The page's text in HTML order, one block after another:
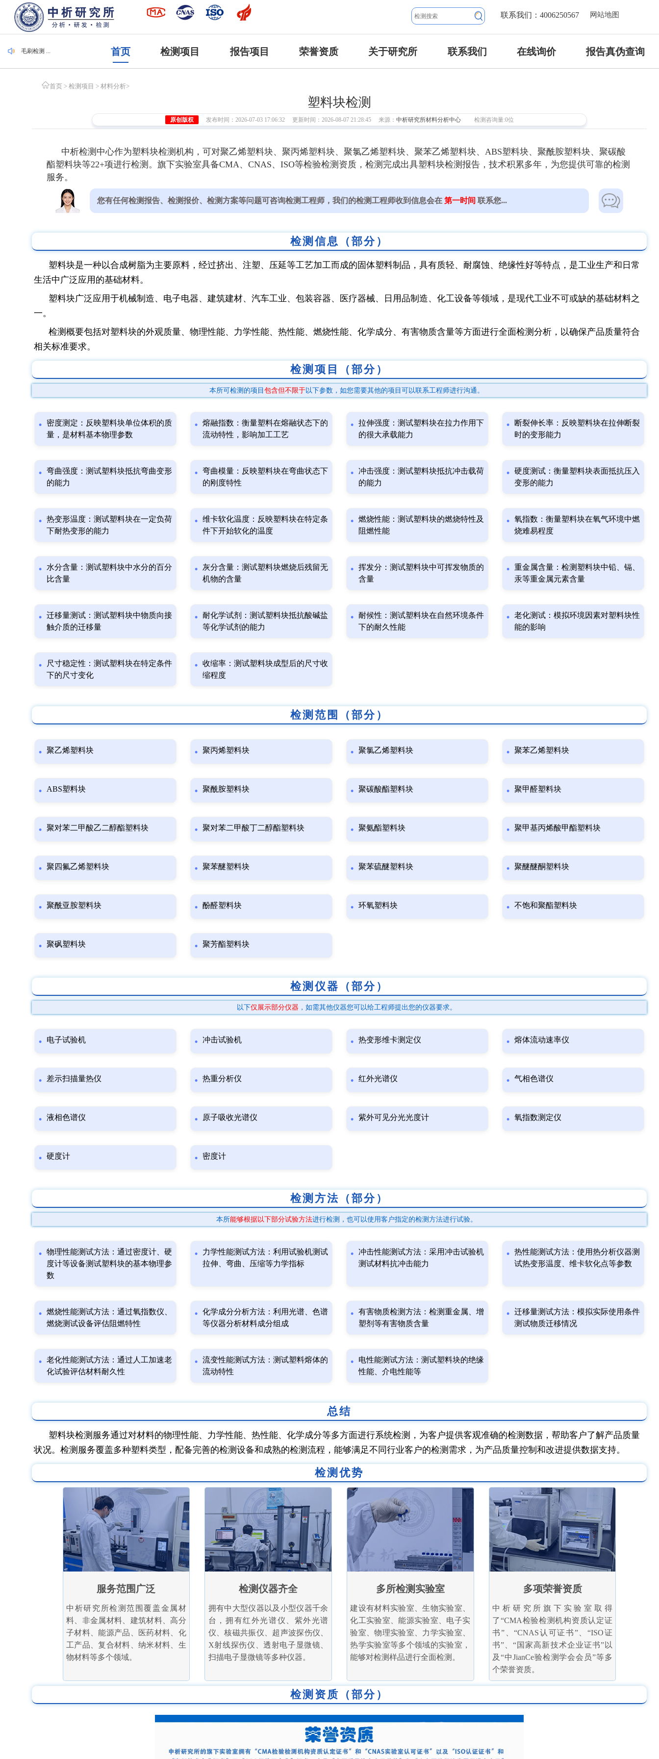
网站地图
联系我们：4006250567
毛刷检测 ...
集装袋检测 ...
潜水服检测 ...
毛刷检测 ...
首页 检测项目 报告项目 荣誉资质 关于研究所 联系我们 在线询价 报告真伪查询
首页 > 检测项目 > 材料分析>
塑料块检测
原创版权 发布时间：2026-07-03 17:06:32 更新时间：2026-08-07 21:28:45 来源： 中析研究所材料分析中心 检测咨询量:0位
中析检测中心作为塑料块检测机构，可对聚乙烯塑料块、聚丙烯塑料块、聚氯乙烯塑料块、聚苯乙烯塑料块、ABS塑料块、聚酰胺塑料块、聚碳酸
酯塑料块等22+项进行检测。旗下实验室具备CMA、CNAS、ISO等检验检测资质，检测完成出具塑料块检测报告，技术积累多年，为您提供可靠的检测
服务。
您有任何检测报告、检测报价、检测方案等问题可咨询检测工程师，我们的检测工程师收到信息会在第一时间 联系您...
检测信息（部分）
塑料块是一种以合成树脂为主要原料，经过挤出、注塑、压延等工艺加工而成的固体塑料制品，具有质轻、耐腐蚀、绝缘性好等特点，是工业生产和日常
生活中广泛应用的基础材料。
塑料块广泛应用于机械制造、电子电器、建筑建材、汽车工业、包装容器、医疗器械、日用品制造、化工设备等领域，是现代工业不可或缺的基础材料之
一。
检测概要包括对塑料块的外观质量、物理性能、力学性能、热性能、燃烧性能、化学成分、有害物质含量等方面进行全面检测分析，以确保产品质量符合
相关标准要求。
检测项目（部分）
本所可检测的项目 包含但不限于以下参数，如您需要其他的项目可以联系工程师进行沟通。
密度测定：反映塑料块单位体积的质
量，是材料基本物理参数
熔融指数：衡量塑料在熔融状态下的
流动特性，影响加工工艺
拉伸强度：测试塑料块在拉力作用下
的很大承载能力
断裂伸长率：反映塑料块在拉伸断裂
时的变形能力
弯曲强度：测试塑料块抵抗弯曲变形
的能力
弯曲模量：反映塑料块在弯曲状态下
的刚度特性
冲击强度：测试塑料块抵抗冲击载荷
的能力
硬度测试：衡量塑料块表面抵抗压入
变形的能力
热变形温度：测试塑料块在一定负荷
下耐热变形的能力
维卡软化温度：反映塑料块在特定条
件下开始软化的温度
燃烧性能：测试塑料块的燃烧特性及
阻燃性能
氧指数：衡量塑料块在氧气环境中燃
烧难易程度
水分含量：测试塑料块中水分的百分
比含量
灰分含量：测试塑料块燃烧后残留无
机物的含量
挥发分：测试塑料块中可挥发物质的
含量
重金属含量：检测塑料块中铅、镉、
汞等重金属元素含量
迁移量测试：测试塑料块中物质向接
触介质的迁移量
耐化学试剂：测试塑料块抵抗酸碱盐
等化学试剂的能力
耐候性：测试塑料块在自然环境条件
下的耐久性能
老化测试：模拟环境因素对塑料块性
能的影响
尺寸稳定性：测试塑料块在特定条件
下的尺寸变化
收缩率：测试塑料块成型后的尺寸收
缩程度
检测范围（部分）
聚乙烯塑料块 聚丙烯塑料块 聚氯乙烯塑料块 聚苯乙烯塑料块
ABS塑料块 聚酰胺塑料块 聚碳酸酯塑料块 聚甲醛塑料块
聚对苯二甲酸乙二醇酯塑料块 聚对苯二甲酸丁二醇酯塑料块 聚氨酯塑料块 聚甲基丙烯酸甲酯塑料块
聚四氟乙烯塑料块 聚苯醚塑料块 聚苯硫醚塑料块 聚醚醚酮塑料块
聚酰亚胺塑料块 酚醛塑料块 环氧塑料块 不饱和聚酯塑料块
聚砜塑料块 聚芳酯塑料块
检测仪器（部分）
以下仅展示部分仪器 ，如需其他仪器您可以给工程师提出您的仪器要求。
电子试验机 冲击试验机 热变形维卡测定仪 熔体流动速率仪
差示扫描量热仪 热重分析仪 红外光谱仪 气相色谱仪
液相色谱仪 原子吸收光谱仪 紫外可见分光光度计 氧指数测定仪
硬度计 密度计
检测方法（部分）
本所能够根据以下部分试验方法进行检测，也可以使用客户指定的检测方法进行试验。
物理性能测试方法：通过密度计、硬
度计等设备测试塑料块的基本物理参
数
力学性能测试方法：利用试验机测试
拉伸、弯曲、压缩等力学指标
冲击性能测试方法：采用冲击试验机
测试材料抗冲击能力
热性能测试方法：使用热分析仪器测
试热变形温度、维卡软化点等参数
燃烧性能测试方法：通过氧指数仪、
燃烧测试设备评估阻燃特性
化学成分分析方法：利用光谱、色谱
等仪器分析材料成分组成
有害物质检测方法：检测重金属、增
塑剂等有害物质含量
迁移量测试方法：模拟实际使用条件
测试物质迁移情况
老化性能测试方法：通过人工加速老
化试验评估材料耐久性
流变性能测试方法：测试塑料熔体的
流动特性
电性能测试方法：测试塑料块的绝缘
性能、介电性能等
总结
塑料块检测服务通过对材料的物理性能、力学性能、热性能、化学成分等多方面进行系统检测，为客户提供客观准确的检测数据，帮助客户了解产品质量
状况。检测服务覆盖多种塑料类型，配备完善的检测设备和成熟的检测流程，能够满足不同行业客户的检测需求，为产品质量控制和改进提供数据支持。
检测优势
服务范围广泛
中析研究所检测范围覆盖金属材
料、非金属材料、建筑材料、高分
子材料、能源产品、医药材料、化
工产品、复合材料、纳米材料、生
物材料等多个领域。
检测仪器齐全
拥有中大型仪器以及小型仪器千余
台，拥有红外光谱仪、紫外光谱
仪、核磁共振仪、超声波探伤仪、
X射线探伤仪、透射电子显微镜、
扫描电子显微镜等多种仪器。
多所检测实验室
建设有材料实验室、生物实验室、
化工实验室、能源实验室、电子实
验室、物理实验室、力学实验室、
热学实验室等多个领域的实验室，
能够对检测样品进行全面检测。
多项荣誉资质
中析研究所旗下实验室取得
了“CMA检验检测机构资质认定证
书”、“CNAS认可证书”、“ISO证
书”、“国家高新技术企业证书”以
及“中JianCe验检测学会会员”等多
个荣誉资质。
检测资质（部分）